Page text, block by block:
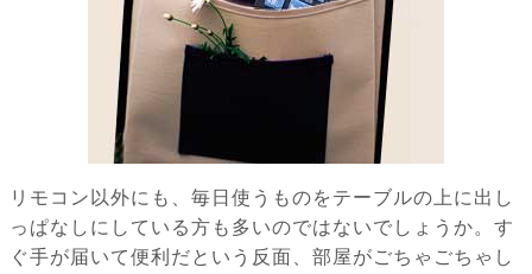
リモコン以外にも、毎日使うものをテーブルの上に出し
っぱなしにしている方も多いのではないでしょうか。す
ぐ手が届いて便利だという反面、部屋がごちゃごちゃし